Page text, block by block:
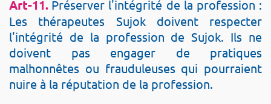
Art-11. Préserver l'intégrité de la profession :
Les thérapeutes Sujok doivent respecter
l'intégrité de la profession de Sujok. Ils ne
doivent pas engager de pratiques
malhonnêtes ou frauduleuses qui pourraient
nuire à la réputation de la profession.